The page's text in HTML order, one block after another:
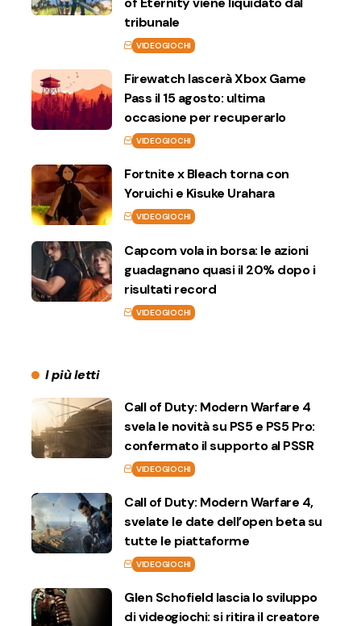
tribunale
VIDEOGIOCHI
Firewatch lascerà Xbox Game
Pass il 15 agosto: ultima
occasione per recuperarlo
VIDEOGIOCHI
Fortnite x Bleach torna con
Yoruichi e Kisuke Urahara
VIDEOGIOCHI
Capcom vola in borsa: le azioni
guadagnano quasi il 20% dopo i
risultati record
VIDEOGIOCHI
I più letti
Call of Duty: Modern Warfare 4
svela le novità su PS5 e PS5 Pro:
confermato il supporto al PSSR
VIDEOGIOCHI
Call of Duty: Modern Warfare 4,
svelate le date dell’open beta su
tutte le piattaforme
VIDEOGIOCHI
Glen Schofield lascia lo sviluppo
di videogiochi: si ritira il creatore